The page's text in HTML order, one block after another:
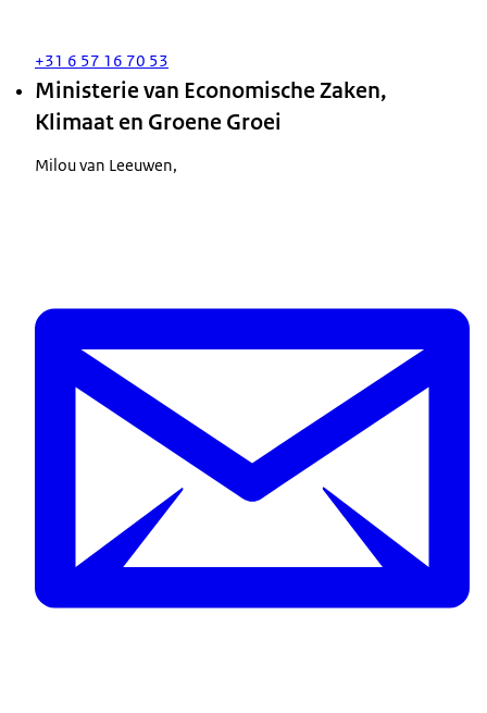
+31 6 57 16 70 53
Ministerie van Economische Zaken,
Klimaat en Groene Groei
Milou van Leeuwen,